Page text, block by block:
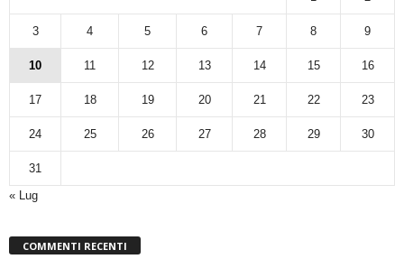
3 4 5 6 7 8 9
10 11 12 13 14 15 16
17 18 19 20 21 22 23
24 25 26 27 28 29 30
31
« Lug
COMMENTI RECENTI